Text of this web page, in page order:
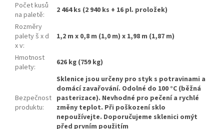
Počet kusů
na paletě:
2 464 ks (2 940 ks + 16 pl. proložek)
Rozměry
palety š x d
x v:
1,2 m x 0,8 m (1,0 m) x 1,98 m (1,87 m)
Hmotnost
palety: 626 kg (759 kg)
Bezpečnost
produktu:
Sklenice jsou určeny pro styk s potravinami a
domácí zavařování. Odolné do 100 °C (běžná
pasterizace). Nevhodné pro pečení a rychlé
změny teplot. Při poškození sklo
nepoužívejte. Doporučujeme sklenici omýt
před prvním použitím